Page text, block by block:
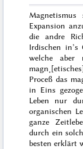
Magnetismus
Expansion
die andre
Irdischen
welche
Proceß das
in Eins
Leben nur
organischen
ganze
durch ein
besten erklärt